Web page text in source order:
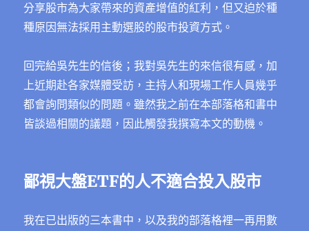
分享股市為大家帶來的資產增值的紅利，但又迫於種
種原因無法採用主動選股的股市投資方式。
回完給吳先生的信後；我對吳先生的來信很有感，加
上近期赴各家媒體受訪，主持人和現場工作人員幾乎
都會詢問類似的問題。雖然我之前在本部落格和書中
皆談過相關的議題，因此觸發我撰寫本文的動機。
鄙視大盤ETF的人不適合投入股市
我在已出版的三本書中，以及我的部落格裡一再用數